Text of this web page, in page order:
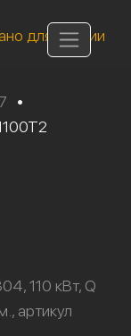
для России
•
110 кВт, Q
артикул